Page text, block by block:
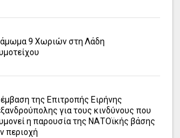
9 Χωριών στη Λάδη
της Επιτροπής Ειρήνης
για τους κινδύνους που
η παρουσία της ΝΑΤΟϊκής βάσης
περιοχή